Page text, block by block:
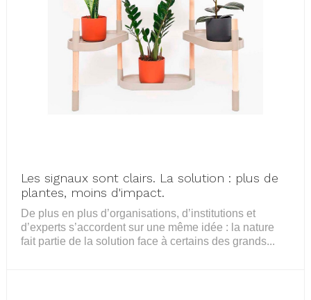
Les signaux sont clairs. La solution : plus de
plantes, moins d'impact.
De plus en plus d’organisations, d’institutions et
d’experts s’accordent sur une même idée : la nature
fait partie de la solution face à certains des grands...